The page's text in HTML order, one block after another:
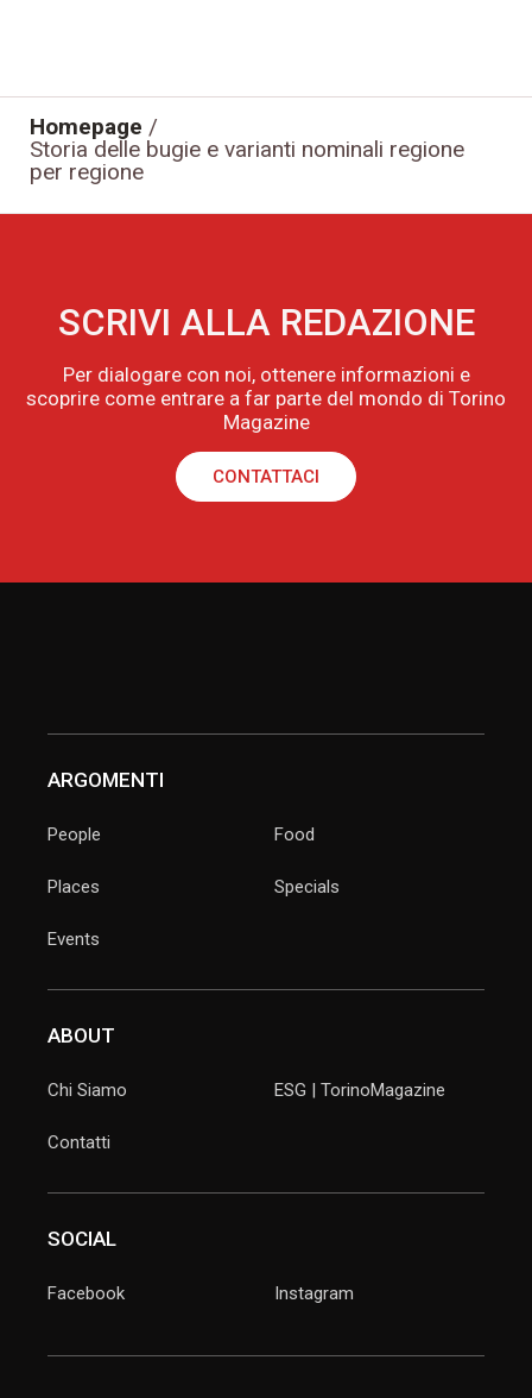
Homepage /
Storia delle bugie e varianti nominali regione
per regione
SCRIVI ALLA REDAZIONE
Per dialogare con noi, ottenere informazioni e
scoprire come entrare a far parte del mondo di Torino
Magazine
CONTATTACI
ARGOMENTI
People
Places
Events
Food
Specials
ABOUT
Chi Siamo
Contatti
ESG | TorinoMagazine
SOCIAL
Facebook Instagram